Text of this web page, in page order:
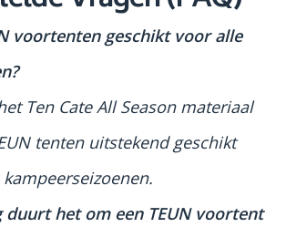
voortenten geschikt voor alle
Ten Cate All Season materiaal
tenten uitstekend geschikt
duurt het om een TEUN voortent